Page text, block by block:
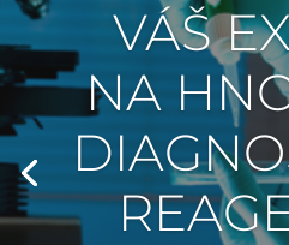
VÁŠ
NA